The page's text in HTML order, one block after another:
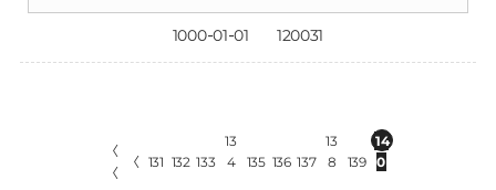
1000-01-01 120031
〈
〈
〈 131 132 133
13
4
135 136 137
13
8
139
14
0